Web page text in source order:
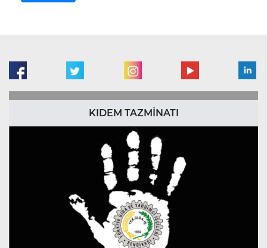
KIDEM TAZMİNATI